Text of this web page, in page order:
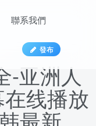
-亚洲人
线播放
聯系我們
發布